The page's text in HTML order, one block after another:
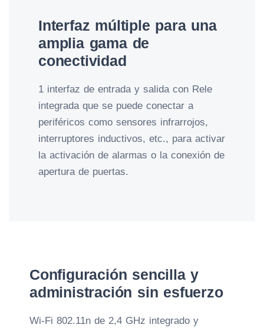
Interfaz múltiple para una
amplia gama de
conectividad
1 interfaz de entrada y salida con Rele
integrada que se puede conectar a
periféricos como sensores infrarrojos,
interruptores inductivos, etc., para activar
la activación de alarmas o la conexión de
apertura de puertas.
Configuración sencilla y
administración sin esfuerzo
Wi-Fi 802.11n de 2,4 GHz integrado y